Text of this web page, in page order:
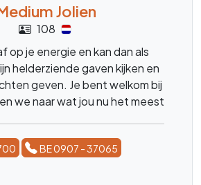
Jolien
108
op je energie en kan dan als
helderziende gaven kijken en
geven. Je bent welkom bij
we naar wat jou nu het meest
BE 0907 - 37065